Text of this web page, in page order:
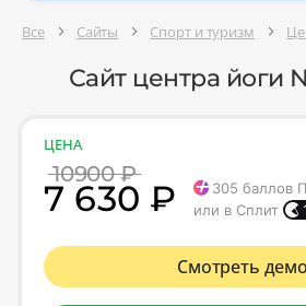
Все Сайты Спорт и туризм
Сайт центра йоги
ЦЕНА
10900 ₽
7 630 ₽ 305 баллов
или в Сплит
Смотреть демо